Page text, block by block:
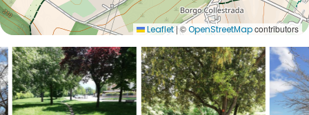
Leaflet|©OpenStreetMapcontributors